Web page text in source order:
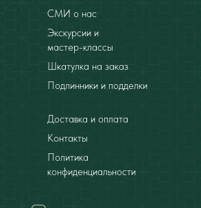
Контакты
Экскурсии и
мастер-классы
Подлинники и подделки
Доставка и оплата
Шкатулка на заказ
Политика
конфиденциальности
СМИ о нас